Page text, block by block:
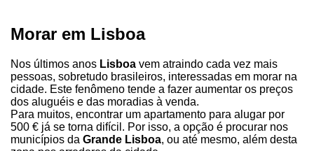
Morar em Lisboa
Nos últimos anos Lisboa vem atraindo cada vez mais
pessoas, sobretudo brasileiros, interessadas em morar na
cidade. Este fenômeno tende a fazer aumentar os preços
dos aluguéis e das moradias à venda.
Para muitos, encontrar um apartamento para alugar por
500 € já se torna difícil. Por isso, a opção é procurar nos
municípios da Grande Lisboa, ou até mesmo, além desta